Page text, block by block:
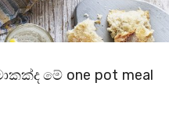
මේ one pot meal